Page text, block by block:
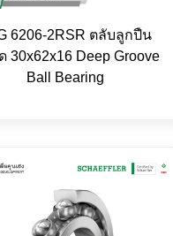
6206-2RSR ตลับลูกปืน
30x62x16 Deep Groove
Ball Bearing